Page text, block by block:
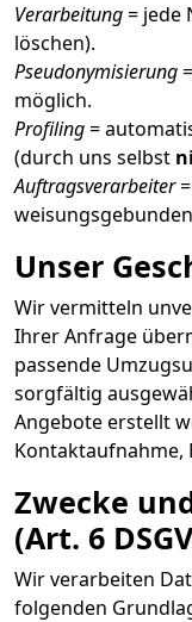
Verarbeitung= jede
löschen).
Pseudonymisierung
möglich.
Profiling=
(durch uns selbst
Auftragsverarbeiter=
Unser
Wir vermitteln
Ihrer Anfrage
passende
sorgfältig
Angebote erstellt
Kontaktaufnahme,
Zwecke
(Art. 6
Wir verarbeiten
folgenden